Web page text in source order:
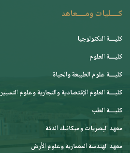
كــــليات ومــــعاهد
كليــــة التكنولوجيا
كليــــة العلوم
كليــــة علوم الطبيعة والحياة
كليــــة العلوم الإقتصادية والتجارية وعلوم التسيير
كليــــة الطب
معهد البصريات وميكانيك الدقة
معهد الهندسة المعمارية وعلوم الأرض